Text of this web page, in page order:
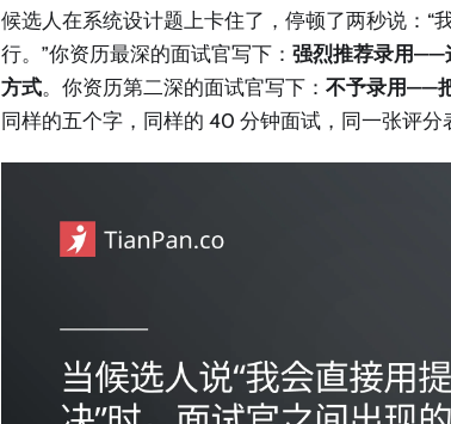
候选人在系统设计题上卡住了，停顿了两秒说：“
行。”你资历最深的面试官写下： 强烈推荐录用——
方式。你资历第二深的面试官写下： 不予录用——
同样的五个字，同样的 40 分钟面试，同一张评分